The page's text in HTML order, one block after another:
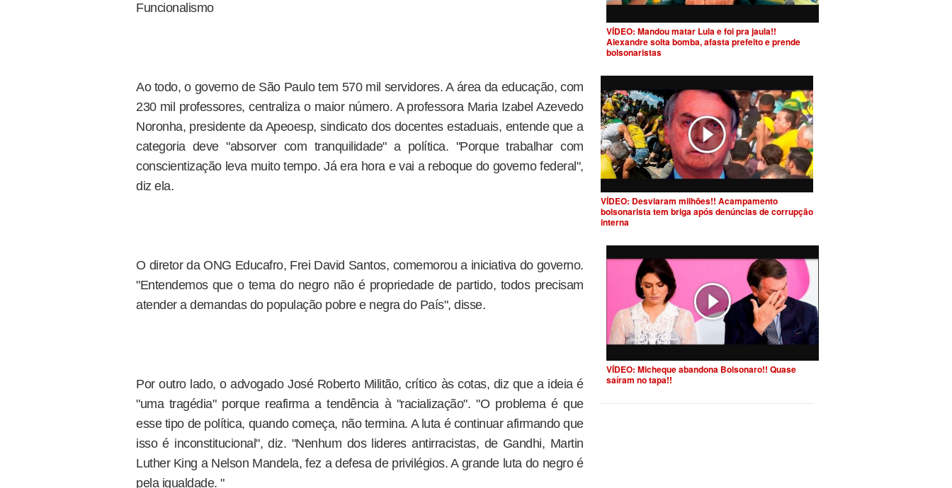
Funcionalismo
Ao todo, o governo de São Paulo tem 570 mil servidores. A área da educação, com
230 mil professores, centraliza o maior número. A professora Maria Izabel Azevedo
Noronha, presidente da Apeoesp, sindicato dos docentes estaduais, entende que a
categoria deve "absorver com tranquilidade" a política. "Porque trabalhar com
conscientização leva muito tempo. Já era hora e vai a reboque do governo federal",
diz ela.
O diretor da ONG Educafro, Frei David Santos, comemorou a iniciativa do governo.
"Entendemos que o tema do negro não é propriedade de partido, todos precisam
atender a demandas do população pobre e negra do País", disse.
Por outro lado, o advogado José Roberto Militão, crítico às cotas, diz que a ideia é
"uma tragédia" porque reafirma a tendência à "racialização". "O problema é que
esse tipo de política, quando começa, não termina. A luta é continuar afirmando que
isso é inconstitucional", diz. "Nenhum dos lideres antirracistas, de Gandhi, Martin
Luther King a Nelson Mandela, fez a defesa de privilégios. A grande luta do negro é
pela igualdade. "
VÍDEO: Mandou matar Lula e foi pra jaula!!
Alexandre solta bomba, afasta prefeito e prende
bolsonaristas
VÍDEO: Desviaram milhões!! Acampamento
bolsonarista tem briga após denúncias de corrupção
interna
VÍDEO: Micheque abandona Bolsonaro!! Quase
saíram no tapa!!